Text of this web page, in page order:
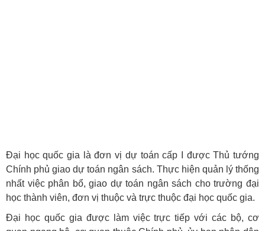
Đại học quốc gia là đơn vị dự toán cấp I được Thủ tướng
Chính phủ giao dự toán ngân sách. Thực hiện quản lý thống
nhất việc phân bổ, giao dự toán ngân sách cho trường đại
học thành viên, đơn vị thuộc và trực thuộc đại học quốc gia.
Đại học quốc gia được làm việc trực tiếp với các bộ, cơ